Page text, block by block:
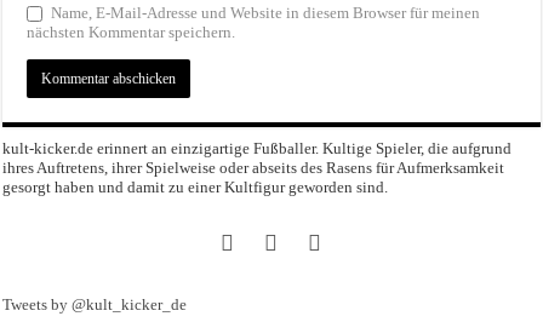
Name, E-Mail-Adresse und Website in diesem Browser für meinen
nächsten Kommentar speichern.
kult-kicker.de erinnert an einzigartige Fußballer. Kultige Spieler, die aufgrund
ihres Auftretens, ihrer Spielweise oder abseits des Rasens für Aufmerksamkeit
gesorgt haben und damit zu einer Kultfigur geworden sind.
Tweets by @kult_kicker_de